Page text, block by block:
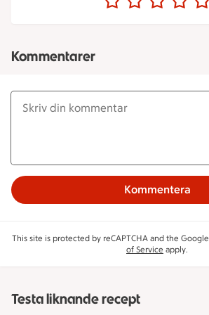
Kommentarer
Kommentera
This site is protected by reCAPTCHA and the Google
of Service apply.
Testa liknande recept